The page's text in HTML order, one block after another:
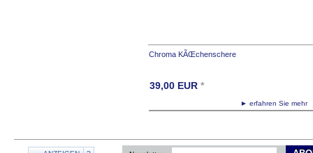
Chroma KÃŒchenschere
► erfahren Sie
39,00 EUR *